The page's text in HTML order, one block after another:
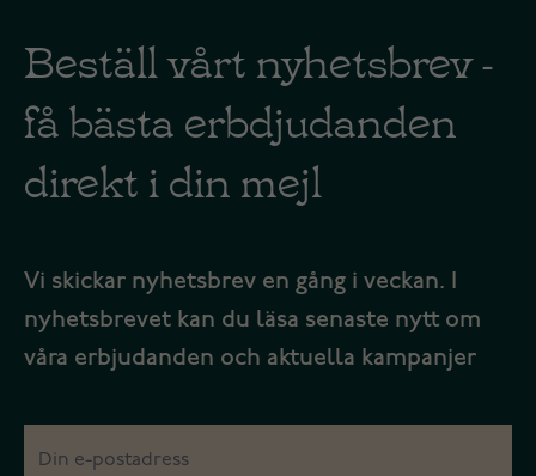
Beställ vårt nyhetsbrev -
få bästa erbdjudanden
direkt i din mejl
Vi skickar nyhetsbrev en gång i veckan. I
nyhetsbrevet kan du läsa senaste nytt om
våra erbjudanden och aktuella kampanjer